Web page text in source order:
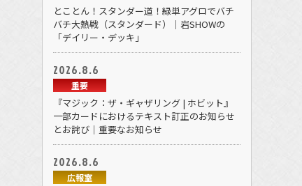
とことん！スタンダー道！緑単アグロでバチ
バチ大熱戦（スタンダード）｜岩SHOWの
「デイリー・デッキ」
2026.8.6
重要
『マジック：ザ・ギャザリング | ホビット』
一部カードにおけるテキスト訂正のお知らせ
とお詫び｜重要なお知らせ
2026.8.6
広報室